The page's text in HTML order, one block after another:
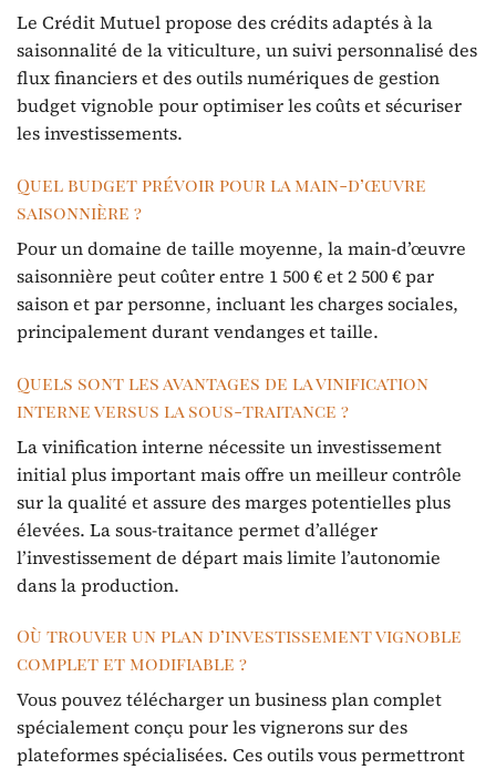
Le Crédit Mutuel propose des crédits adaptés à la
saisonnalité de la viticulture, un suivi personnalisé des
flux financiers et des outils numériques de gestion
budget vignoble pour optimiser les coûts et sécuriser
les investissements.
Quel budget prévoir pour la main-d’œuvre
saisonnière ?
Pour un domaine de taille moyenne, la main-d’œuvre
saisonnière peut coûter entre 1 500 € et 2 500 € par
saison et par personne, incluant les charges sociales,
principalement durant vendanges et taille.
Quels sont les avantages de la vinification
interne versus la sous-traitance ?
La vinification interne nécessite un investissement
initial plus important mais offre un meilleur contrôle
sur la qualité et assure des marges potentielles plus
élevées. La sous-traitance permet d’alléger
l’investissement de départ mais limite l’autonomie
dans la production.
Où trouver un plan d’investissement vignoble
complet et modifiable ?
Vous pouvez télécharger un business plan complet
spécialement conçu pour les vignerons sur des
plateformes spécialisées. Ces outils vous permettront